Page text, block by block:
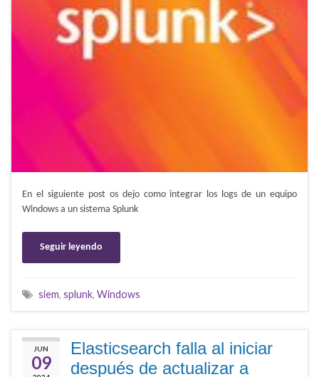
En el siguiente post os dejo como integrar los logs de un equipo
Windows a un sistema Splunk
Seguir leyendo
siem, splunk, Windows
JUN
09
Elasticsearch falla al iniciar
después de actualizar a